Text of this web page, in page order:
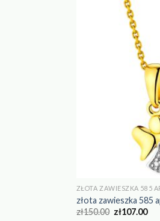
ZŁOTA ZAWIESZKA 585
złota zawieszka 585
zł150.00 zł107.00